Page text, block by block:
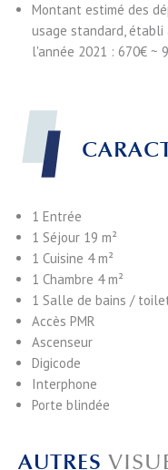
1 Entrée
1 Séjour 19 m²
1 Cuisine 4 m²
1 Chambre 4 m²
1 Salle de bains /
Accès PMR
Ascenseur
Digicode
Interphone
Porte blindée
Montant estimé des
usage standard,
l'année 2021 : 670€ ~
AUTRES